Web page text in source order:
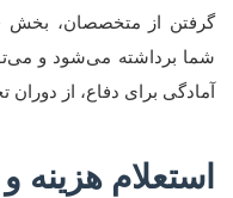
گرفتن از متخصصان، بخش
شما برداشته می‌شود و
آمادگی برای دفاع، از
استعلام